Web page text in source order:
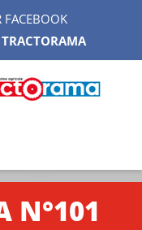
FACEBOOK
TRACTORAMA
N°101